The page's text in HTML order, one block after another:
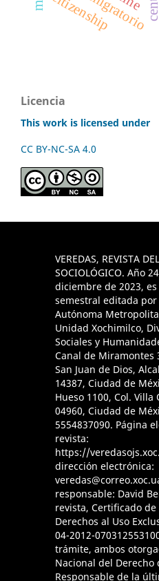
citizenship
Licencia
This work is licensed under
CC BY-NC-SA 4.0
VEREDAS, REVISTA
SOCIOLÓGICO. Año
diciembre de 2023,
semestral editada
Autónoma
Unidad Xochimilco,
Sociales y
Canal de Miramontes
San Juan de Dios,
14387, Ciudad de
Hueso 1100, Col. Villa
04960, Ciudad de
5554837090. Página
revista:
https://
dirección electrónica:
responsable: David
revista, Certificado de
Derechos al Uso
04-2012-
trámite, ambos
Nacional del Derecho
Responsable de la